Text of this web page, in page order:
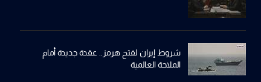
شروط إيران لفتح هرمز.. عقدة جديدة أمام
الملاحة العالمية